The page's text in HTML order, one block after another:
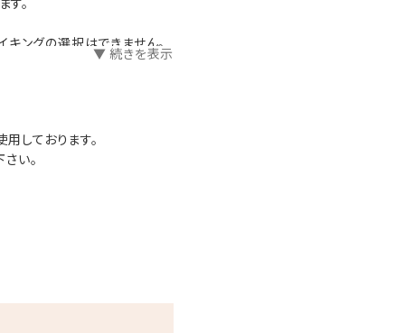
ングの選択はできません。
▼ 続きを表示
しております。
い。